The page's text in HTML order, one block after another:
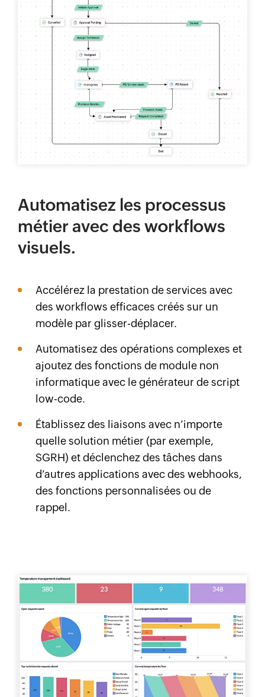
Automatisez les processus
métier avec des workflows
visuels.
Accélérez la prestation de services avec
des workflows efficaces créés sur un
modèle par glisser-déplacer.
Automatisez des opérations complexes et
ajoutez des fonctions de module non
informatique avec le générateur de script
low-code.
Établissez des liaisons avec n’importe
quelle solution métier (par exemple,
SGRH) et déclenchez des tâches dans
d’autres applications avec des webhooks,
des fonctions personnalisées ou de
rappel.